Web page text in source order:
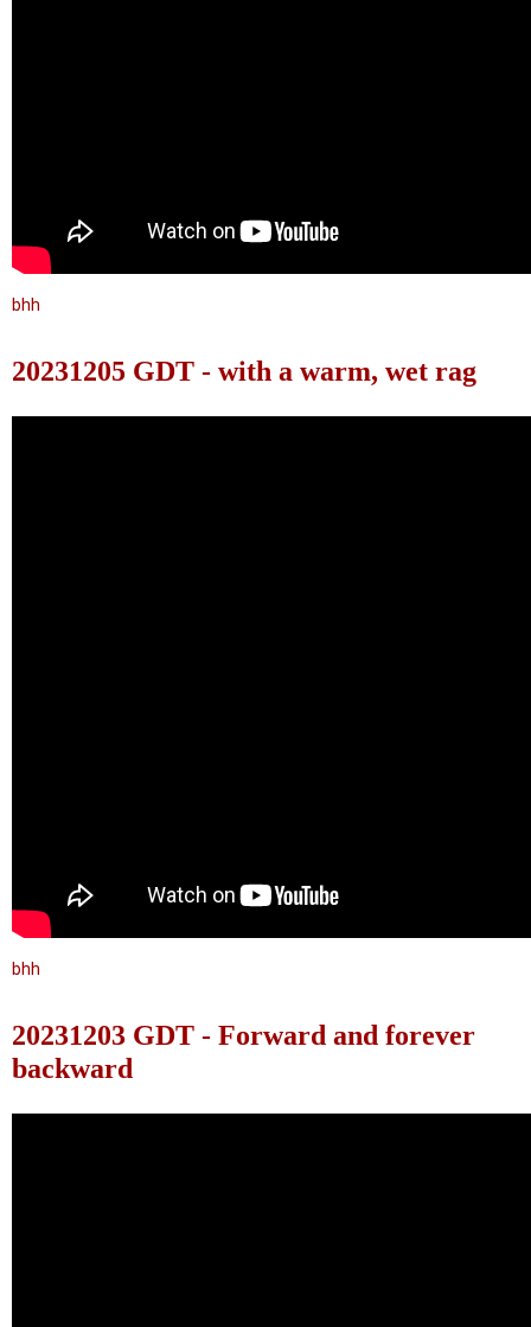
bhh
20231205 GDT - with a warm, wet rag
bhh
20231203 GDT - Forward and forever
backward